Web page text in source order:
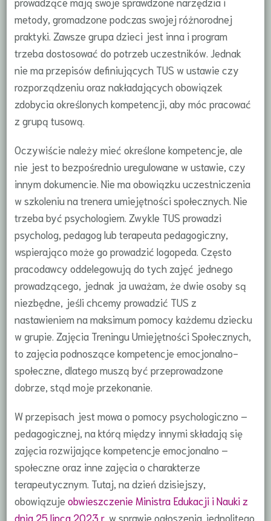
metody, gromadzone podczas swojej różnorodnej
praktyki. Zawsze grupa dzieci jest inna i program
trzeba dostosować do potrzeb uczestników. Jednak
nie ma przepisów definiujących TUS w ustawie czy
rozporządzeniu oraz nakładających obowiązek
zdobycia określonych kompetencji, aby móc pracować
z grupą tusową.
Oczywiście należy mieć określone kompetencje, ale
nie jest to bezpośrednio uregulowane w ustawie, czy
innym dokumencie. Nie ma obowiązku uczestniczenia
w szkoleniu na trenera umiejętności społecznych. Nie
trzeba być psychologiem. Zwykle TUS prowadzi
psycholog, pedagog lub terapeuta pedagogiczny,
wspierająco może go prowadzić logopeda. Często
pracodawcy oddelegowują do tych zajęć jednego
prowadzącego, jednak ja uważam, że dwie osoby są
niezbędne, jeśli chcemy prowadzić TUS z
nastawieniem na maksimum pomocy każdemu dziecku
w grupie. Zajęcia Treningu Umiejętności Społecznych,
to zajęcia podnoszące kompetencje emocjonalno-
społeczne, dlatego muszą być przeprowadzone
dobrze, stąd moje przekonanie.
W przepisach jest mowa o pomocy psychologiczno –
pedagogicznej, na którą między innymi składają się
zajęcia rozwijające kompetencje emocjonalno –
społeczne oraz inne zajęcia o charakterze
terapeutycznym. Tutaj, na dzień dzisiejszy,
obowiązuje obwieszczenie Ministra Edukacji i Nauki z
dnia 25 lipca 2023 r. w sprawie ogłoszenia jednolitego